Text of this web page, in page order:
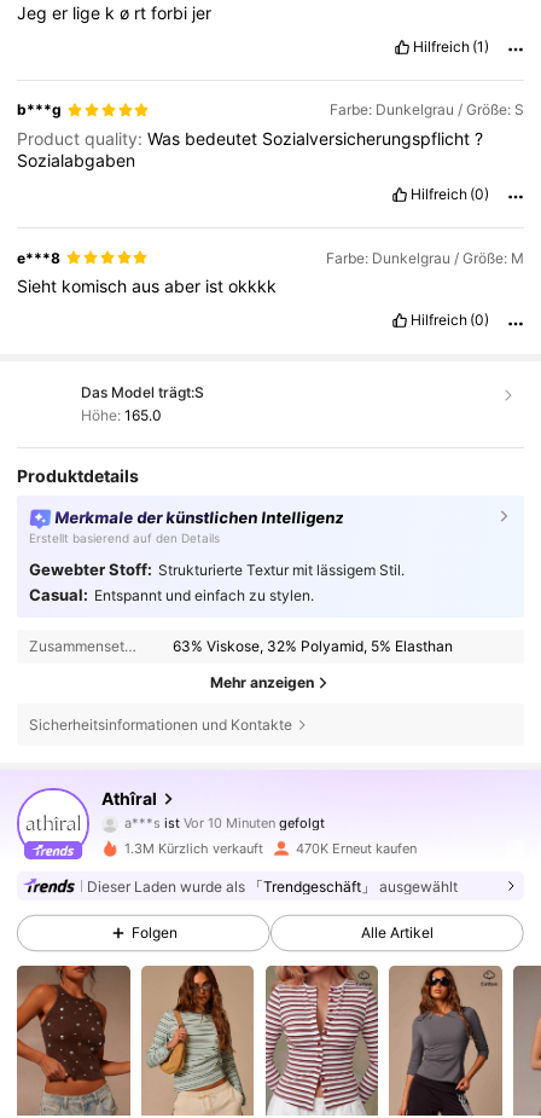
Jeger lige kø rtforbi jer
Hilfreich (1)
b***g Farbe: Dunkelgrau / Größe: S
Product quality:Was bedeutet Sozialversicherungspflicht?
Sozialabgaben
Hilfreich (0)
e***8 Farbe: Dunkelgrau / Größe: M
Sieht komischausaber istokkkk
Hilfreich (0)
Das Model trägt:S
Höhe: 165.0
Produktdetails
Merkmale der künstlichen Intelligenz
Erstellt basierend auf den Details
Gewebter Stoff: Strukturierte Textur mit lässigem Stil.
Casual: Entspannt und einfach zu stylen.
Zusammensetzung: 63% Viskose, 32% Polyamid, 5% Elasthan
Mehr anzeigen
Sicherheitsinformationen und Kontakte
Athîral
a***s ist Vor 10 Minuten gefolgt
ist am Durchsuchen
4,78
569K Follower
4,78 569K Follower
569K Follower
569K Follower
1.3M Kürzlich verkauft 470K Erneut kaufen
Dieser Laden wurde als 「Trendgeschäft」 ausgewählt
Folgen Alle Artikel